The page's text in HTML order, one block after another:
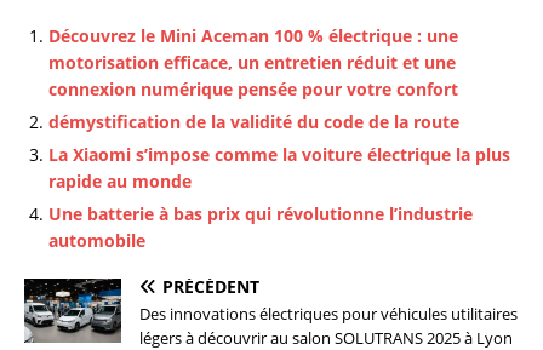
Découvrez le Mini Aceman 100 % électrique : une
motorisation efficace, un entretien réduit et une
connexion numérique pensée pour votre confort
démystification de la validité du code de la route
La Xiaomi s’impose comme la voiture électrique la plus
rapide au monde
Une batterie à bas prix qui révolutionne l’industrie
automobile
PRÉCÉDENT
Des innovations électriques pour véhicules utilitaires
légers à découvrir au salon SOLUTRANS 2025 à Lyon